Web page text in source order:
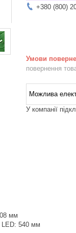
+380 (800)
повернення
У компанії
мм
LED: 540 мм